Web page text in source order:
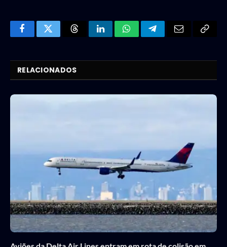
FacebookTwitterThreadsLinkedInWhatsAppTelegramEmail
Copy
RELACIONADOS